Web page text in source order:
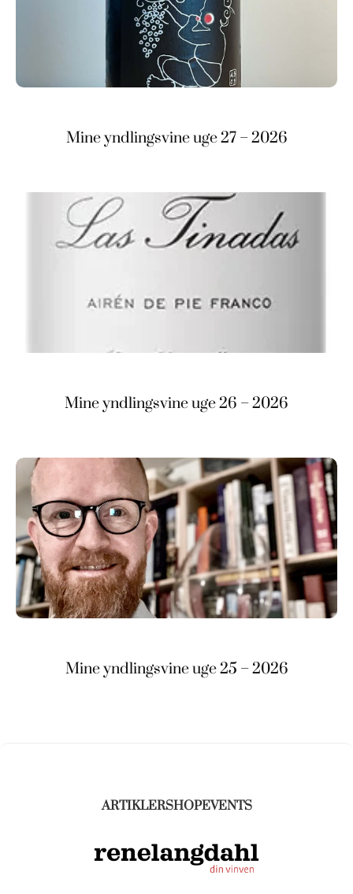
Mine yndlingsvine uge 27 – 2026
Mine yndlingsvine uge 26 – 2026
Mine yndlingsvine uge 25 – 2026
ARTIKLERSHOPEVENTS